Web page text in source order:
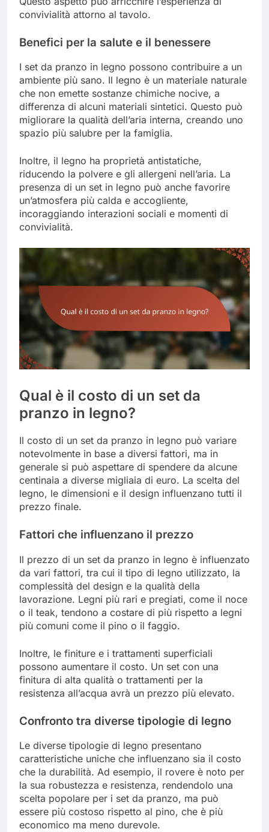
convivialità attorno al tavolo.
Benefici per la salute e il benessere
I set da pranzo in legno possono contribuire a un
ambiente più sano. Il legno è un materiale naturale
che non emette sostanze chimiche nocive, a
differenza di alcuni materiali sintetici. Questo può
migliorare la qualità dell’aria interna, creando uno
spazio più salubre per la famiglia.
Inoltre, il legno ha proprietà antistatiche,
riducendo la polvere e gli allergeni nell’aria. La
presenza di un set in legno può anche favorire
un’atmosfera più calda e accogliente,
incoraggiando interazioni sociali e momenti di
convivialità.
Qual è il costo di un set da
pranzo in legno?
Il costo di un set da pranzo in legno può variare
notevolmente in base a diversi fattori, ma in
generale si può aspettare di spendere da alcune
centinaia a diverse migliaia di euro. La scelta del
legno, le dimensioni e il design influenzano tutti il
prezzo finale.
Fattori che influenzano il prezzo
Il prezzo di un set da pranzo in legno è influenzato
da vari fattori, tra cui il tipo di legno utilizzato, la
complessità del design e la qualità della
lavorazione. Legni più rari e pregiati, come il noce
o il teak, tendono a costare di più rispetto a legni
più comuni come il pino o il faggio.
Inoltre, le finiture e i trattamenti superficiali
possono aumentare il costo. Un set con una
finitura di alta qualità o trattamenti per la
resistenza all’acqua avrà un prezzo più elevato.
Confronto tra diverse tipologie di legno
Le diverse tipologie di legno presentano
caratteristiche uniche che influenzano sia il costo
che la durabilità. Ad esempio, il rovere è noto per
la sua robustezza e resistenza, rendendolo una
scelta popolare per i set da pranzo, ma può
essere più costoso rispetto al pino, che è più
economico ma meno durevole.